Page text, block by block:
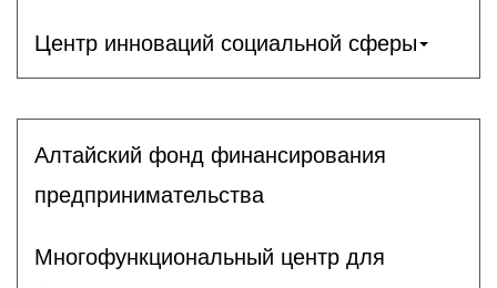
Центр инноваций социальной сферы
Алтайский фонд финансирования
предпринимательства
Многофункциональный центр для